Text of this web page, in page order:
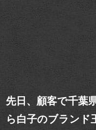
先日、顧客で千葉
ら白子のブランド